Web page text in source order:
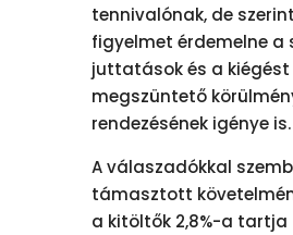
tennivalónak, de
figyelmet érdemelne a
juttatások és a kiégést
megszüntető
rendezésének igénye is.
A válaszadókkal
támasztott
a kitöltők 2,8%-a tartja